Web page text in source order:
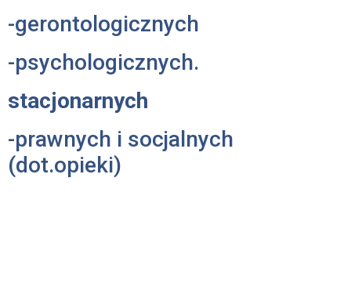
-gerontologicznych
-psychologicznych.
stacjonarnych
-prawnych i socjalnych
(dot.opieki)